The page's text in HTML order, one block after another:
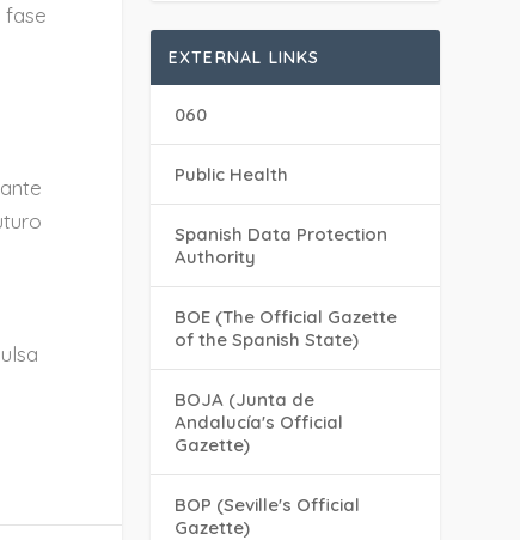
fase
EXTERNAL LINKS
060
Public Health
Spanish Data Protection
Authority
BOE (The Official Gazette
of the Spanish State)
BOJA (Junta de
Andalucía's Official
Gazette)
BOP (Seville's Official
Gazette)